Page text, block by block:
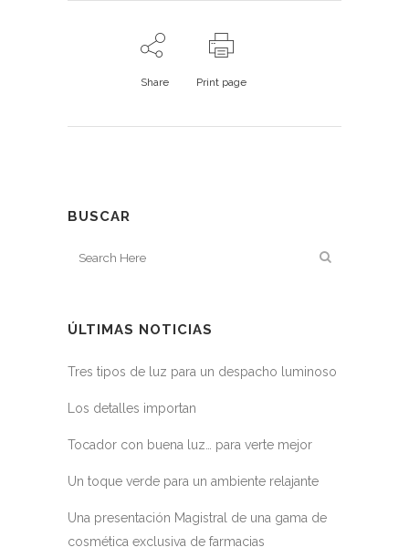
Share Print page
BUSCAR
ÚLTIMAS NOTICIAS
Tres tipos de luz para un despacho luminoso
Los detalles importan
Tocador con buena luz… para verte mejor
Un toque verde para un ambiente relajante
Una presentación Magistral de una gama de
cosmética exclusiva de farmacias